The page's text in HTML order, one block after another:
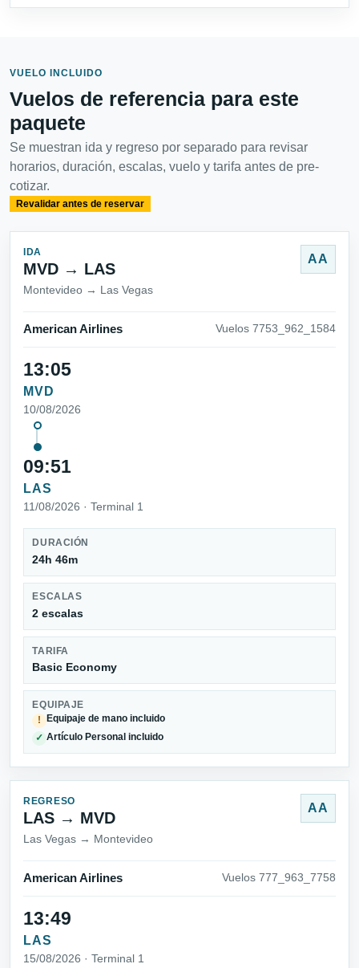
VUELO INCLUIDO
Vuelos de referencia para este
paquete
Se muestran ida y regreso por separado para revisar
horarios, duración, escalas, vuelo y tarifa antes de pre-
cotizar.
Revalidar antes de reservar
IDA
MVD → LAS
Montevideo → Las Vegas
AA
American Airlines Vuelos 7753_962_1584
13:05
MVD
10/08/2026
09:51
LAS
11/08/2026 · Terminal 1
DURACIÓN
24h 46m
ESCALAS
2 escalas
TARIFA
Basic Economy
EQUIPAJE
!
Equipaje de mano incluido
✓ Artículo Personal incluido
REGRESO
LAS → MVD
Las Vegas → Montevideo
AA
American Airlines Vuelos 777_963_7758
13:49
LAS
15/08/2026 · Terminal 1